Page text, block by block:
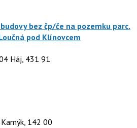
bez čp/če na pozemku parc.
pod Klínovcem
Háj, 431 91
142 00